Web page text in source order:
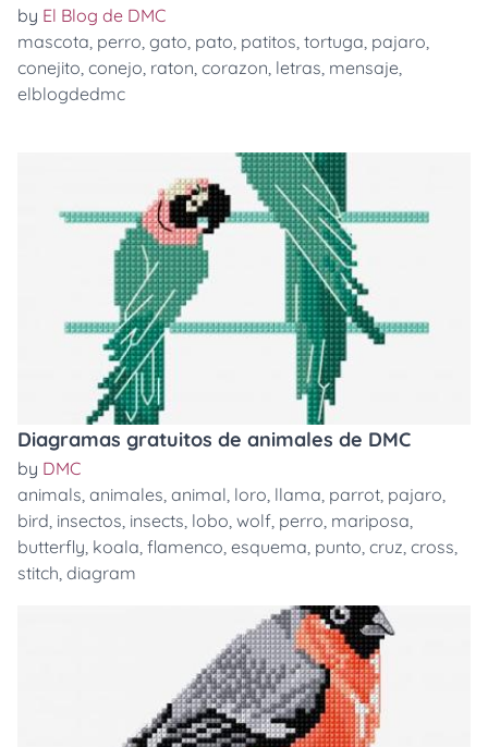
by El Blog de DMC
mascota, perro, gato, pato, patitos, tortuga, pajaro,
conejito, conejo, raton, corazon, letras, mensaje,
elblogdedmc
Diagramas gratuitos de animales de DMC
by DMC
animals, animales, animal, loro, llama, parrot, pajaro,
bird, insectos, insects, lobo, wolf, perro, mariposa,
butterfly, koala, flamenco, esquema, punto, cruz, cross,
stitch, diagram